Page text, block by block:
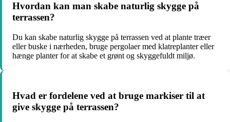
Hvordan kan man skabe naturlig skygge på
terrassen?
Du kan skabe naturlig skygge på terrassen ved at plante træer
eller buske i nærheden, bruge pergolaer med klatreplanter eller
hænge planter for at skabe et grønt og skyggefuldt miljø.
Hvad er fordelene ved at bruge markiser til at
give skygge på terrassen?